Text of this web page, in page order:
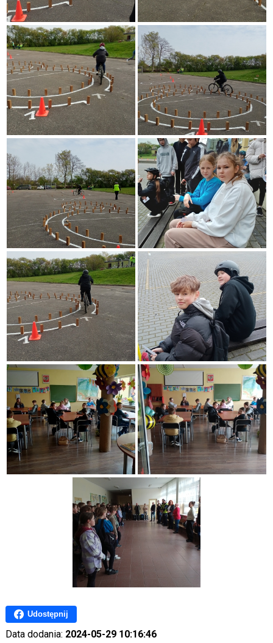
Udostępnij
Data dodania: 2024-05-29 10:16:46